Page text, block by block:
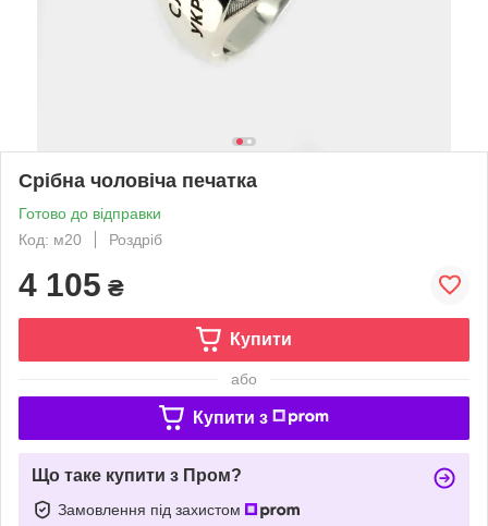
Срібна чоловіча печатка
Готово до відправки
Код: м20
Роздріб
4 105 ₴
Купити
або
Купити з
Що таке купити з Пром?
Замовлення під захистом